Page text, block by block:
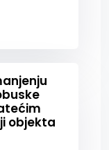
objekta